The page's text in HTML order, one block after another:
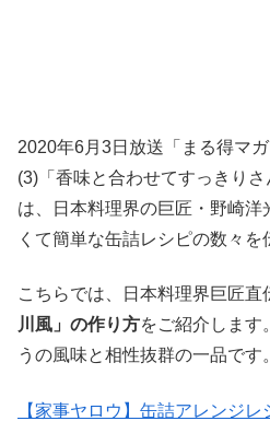
2020年6月3日放送「まる得マ
(3)「香味と合わせてすっきり
は、日本料理界の巨匠・野崎洋
くて簡単な缶詰レシピの数々を
こちらでは、日本料理界巨匠直
川風」の作り方をご紹介します
うの風味と相性抜群の一品です。
【家事ヤロウ】缶詰アレンジ